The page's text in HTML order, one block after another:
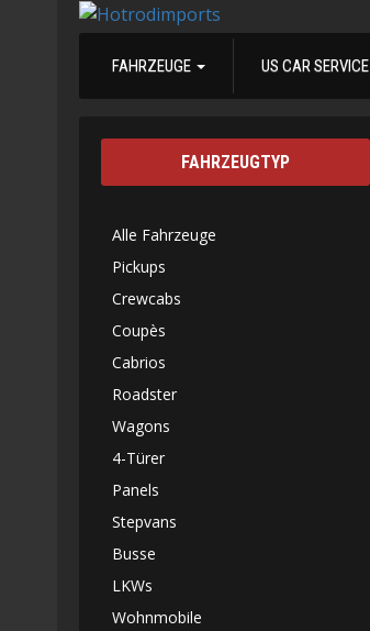
FAHRZEUGE US CAR SERVICE
FAHRZEUGTYP
Alle Fahrzeuge
Pickups
Crewcabs
Coupès
Cabrios
Roadster
Wagons
4-Türer
Panels
Stepvans
Busse
LKWs
Wohnmobile